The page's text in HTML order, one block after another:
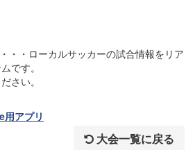
・・ローカルサッカーの試合情報をリア
です。
さい。
アプリ
大会一覧に戻る